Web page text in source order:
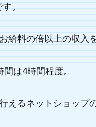
す。
給料の倍以上の収入
間は4時間程度。
えるネットショップ